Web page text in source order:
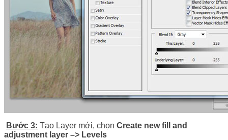
Bước 3: Tạo Layer mới, chọn Create new fill and
adjustment layer –> Levels